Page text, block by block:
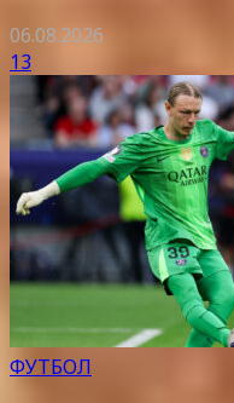
06.08.2026
13
ФУТБОЛ